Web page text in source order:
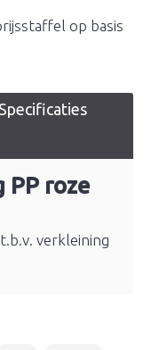
op basis
Specificaties
PP roze
verkleining